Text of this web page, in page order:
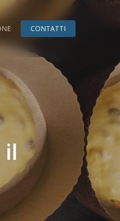
CONTATTI
il